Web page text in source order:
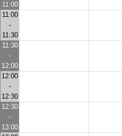
11:00
11:00
-
11:30
11:30
-
12:00
12:00
-
12:30
12:30
-
13:00